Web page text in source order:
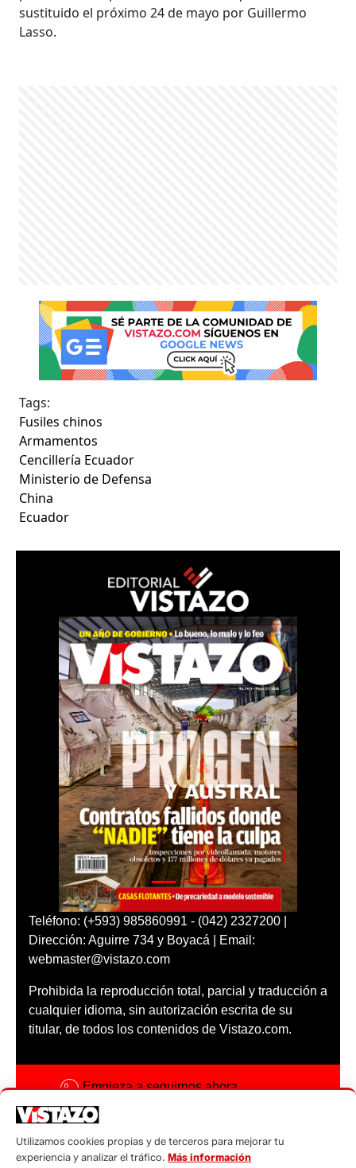
sustituido el próximo 24 de mayo por Guillermo
Lasso.
Tags:
Fusiles chinos
Armamentos
Cencillería Ecuador
Ministerio de Defensa
China
Ecuador
Teléfono: (+593) 985860991 - (042) 2327200 |
Dirección: Aguirre 734 y Boyacá | Email:
webmaster@vistazo.com
Prohibida la reproducción total, parcial y traducción a
cualquier idioma, sin autorización escrita de su
titular, de todos los contenidos de Vistazo.com.
Empieza a seguirnos ahora
Código ética
Utilizamos cookies propias y de terceros para mejorar tu
experiencia y analizar el tráfico. Más información